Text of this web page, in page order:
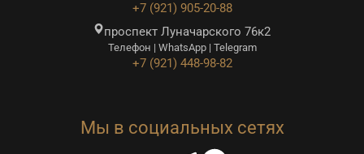
+7 (921) 905-20-88
проспект Луначарского 76к2
Телефон | WhatsApp | Telegram
+7 (921) 448-98-82
Мы в социальных сетях